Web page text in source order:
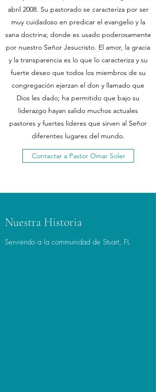
abril 2008. Su pastorado se caracteriza por ser
muy cuidadoso en predicar el evangelio y la
sana doctrina; donde es usado poderosamente
por nuestro Señor Jesucristo. El amor, la gracia
y la transparencia es lo que lo caracteriza y su
fuerte deseo que todos los miembros de su
congregación ejerzan el don y llamado que
Dios les dado; ha permitido que bajo su
liderazgo hayan salido muchos actuales
pastores y fuertes líderes que sirven al Señor
diferentes lugares del mundo.
Contactar a Pastor Omar Soler
Nuestra Historia
Serviendo a la communidad de Stuart, FL